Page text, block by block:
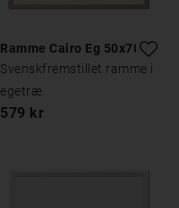
Ramme Cairo Eg 50x70
Svenskfremstillet ramme i
egetræ
579 kr